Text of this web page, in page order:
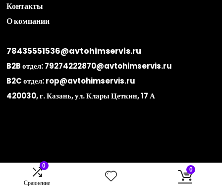
0
Сравнение
0
Контакты
О компании
78435551536@avtohimservis.ru
B2B отдел:79274222870@avtohimservis.ru
B2C отдел:rop@avtohimservis.ru
420030, г. Казань, ул. Клары Цеткин, 17 А